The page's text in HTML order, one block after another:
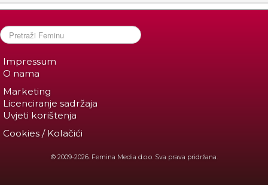
Impressum
O nama
Marketing
Licenciranje sadržaja
Uvjeti korištenja
Cookies / Kolačići
© 2009-2026. Femina Media d.o.o. Sva prava pridržana.